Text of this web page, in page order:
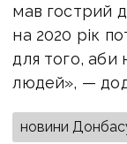
мав гострий
на 2020 рік
для того, аби
людей», —
новини